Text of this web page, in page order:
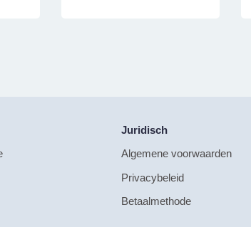
Juridisch
Algemene voorwaarden
Privacybeleid
Betaalmethode